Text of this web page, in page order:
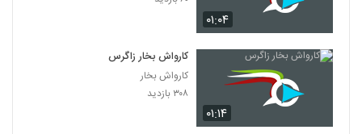
۰۱:۰۴
۰۱:۱۴
کارواش بخار زاگرس
کارواش بخار
۳۰۸ بازدید